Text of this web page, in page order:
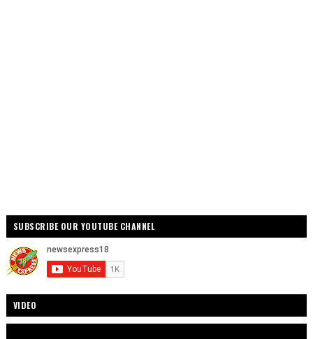
SUBSCRIBE OUR YOUTUBE CHANNEL
VIDEO